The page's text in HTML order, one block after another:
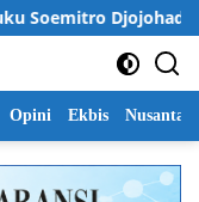
Opini Ekbis Nusantara